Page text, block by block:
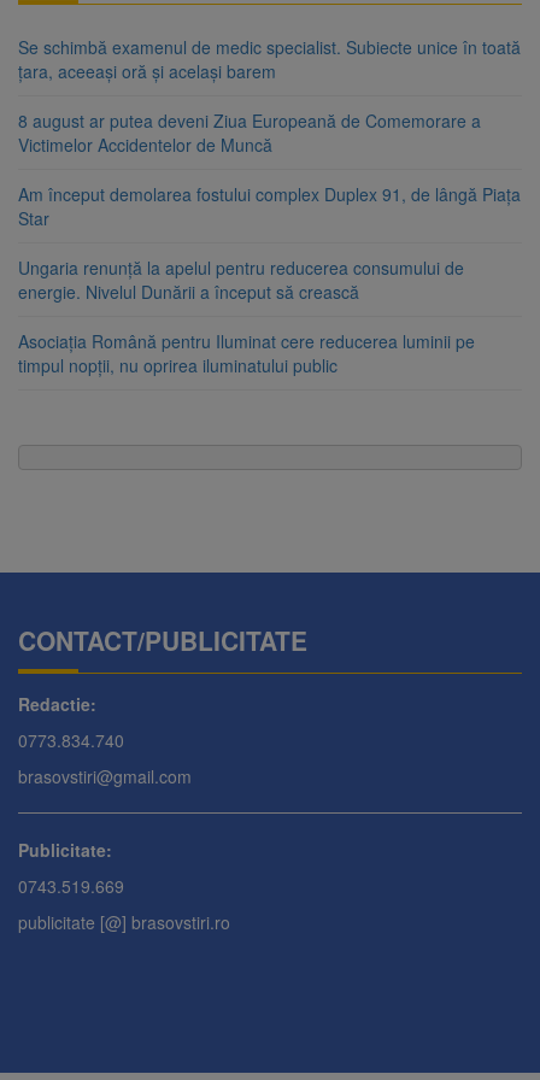
Se schimbă examenul de medic specialist. Subiecte unice în toată
țara, aceeași oră și același barem
8 august ar putea deveni Ziua Europeană de Comemorare a
Victimelor Accidentelor de Muncă
Am început demolarea fostului complex Duplex 91, de lângă Piața
Star
Ungaria renunță la apelul pentru reducerea consumului de
energie. Nivelul Dunării a început să crească
Asociația Română pentru Iluminat cere reducerea luminii pe
timpul nopții, nu oprirea iluminatului public
CONTACT/PUBLICITATE
Redactie:
0773.834.740
brasovstiri@gmail.com
Publicitate:
0743.519.669
publicitate [@] brasovstiri.ro